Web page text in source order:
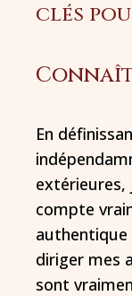
clés
En
extérieures,
compte
diriger mes
sont